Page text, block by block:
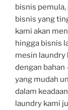
bisnis
bisnis yang
kami akan
hingga bisnis
mesin laundry
dengan bahan
yang mudah
dalam
laundry kami